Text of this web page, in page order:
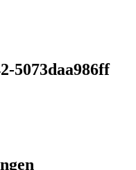
5073daa986ff